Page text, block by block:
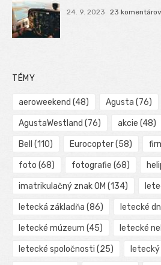
24. 9. 2023 23 komentárov
TÉMY
aeroweekend (48) Agusta (76)
AgustaWestland (76) akcie (48)
Bell (110) Eurocopter(58)
foto (68) fotografie (68)
imatrikulačný znak OM (134)
letecká základňa (86) letecké
letecké múzeum (45) letecké
letecké spoločnosti (25) letecký